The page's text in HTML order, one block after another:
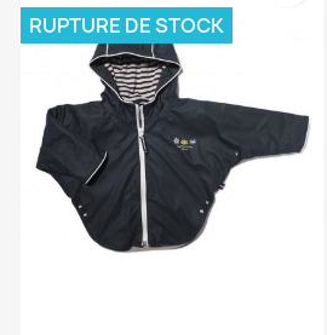
RUPTURE DE STOCK